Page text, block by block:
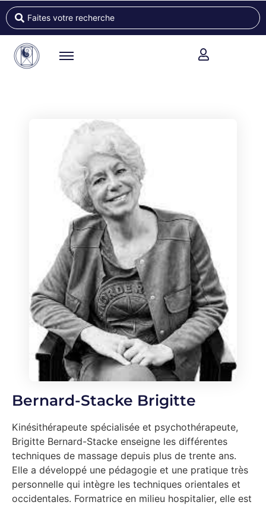
Bernard-Stacke Brigitte
Kinésithérapeute spécialisée et psychothérapeute,
Brigitte Bernard-Stacke enseigne les différentes
techniques de massage depuis plus de trente ans.
Elle a développé une pédagogie et une pratique très
personnelle qui intègre les techniques orientales et
occidentales. Formatrice en milieu hospitalier, elle est